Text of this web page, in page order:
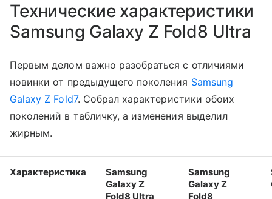
Технические характеристики
Samsung Galaxy Z Fold8 Ultra
Первым делом важно разобраться с отличиями
новинки от предыдущего поколения Samsung
Galaxy Z Fold7. Собрал характеристики обоих
поколений в табличку, а изменения выделил
жирным.
Характеристика
Samsung
Galaxy Z
Fold8 Ultra
Samsung
Galaxy Z
Fold8